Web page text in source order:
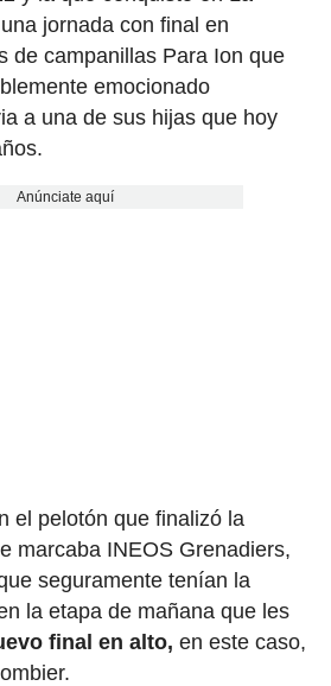
jornada con final en
de campanillas Para Ion que
emocionado
a una de sus hijas que hoy
Anúnciate aquí
el pelotón que finalizó la
marcaba INEOS Grenadiers,
seguramente tenían la
la etapa de mañana que les
final en alto, en este caso,